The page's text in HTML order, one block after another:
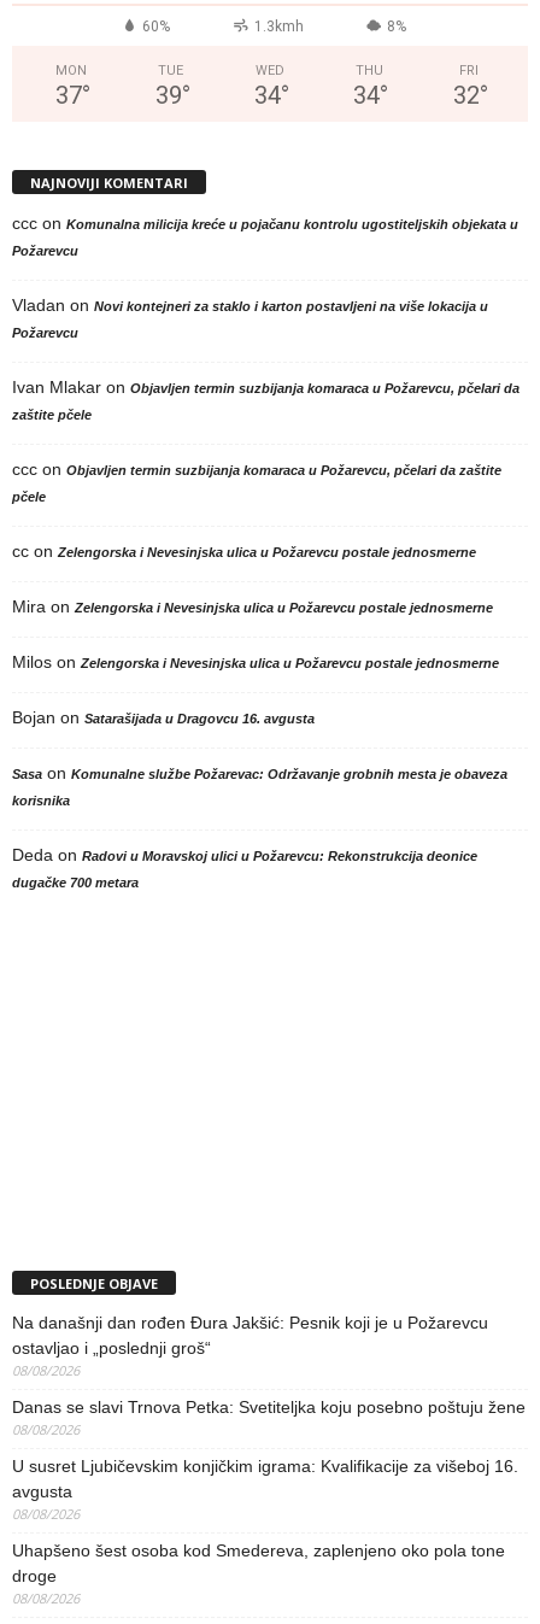
60% 1.3kmh 8%
MON
37°
TUE
39°
WED
34°
THU
34°
FRI
32°
NAJNOVIJI KOMENTARI
ccc on Komunalna milicija kreće u pojačanu kontrolu ugostiteljskih objekata u
Požarevcu
Vladan on Novi kontejneri za staklo i karton postavljeni na više lokacija u
Požarevcu
Ivan Mlakar on Objavljen termin suzbijanja komaraca u Požarevcu, pčelari da
zaštite pčele
ccc on Objavljen termin suzbijanja komaraca u Požarevcu, pčelari da zaštite
pčele
cc on Zelengorska i Nevesinjska ulica u Požarevcu postale jednosmerne
Mira on Zelengorska i Nevesinjska ulica u Požarevcu postale jednosmerne
Milos on Zelengorska i Nevesinjska ulica u Požarevcu postale jednosmerne
Bojan on Satarašijada u Dragovcu 16. avgusta
Sasa on Komunalne službe Požarevac: Održavanje grobnih mesta je obaveza
korisnika
Deda on Radovi u Moravskoj ulici u Požarevcu: Rekonstrukcija deonice
dugačke 700 metara
POSLEDNJE OBJAVE
Na današnji dan rođen Đura Jakšić: Pesnik koji je u Požarevcu
ostavljao i „poslednji groš“
08/08/2026
Danas se slavi Trnova Petka: Svetiteljka koju posebno poštuju žene
08/08/2026
U susret Ljubičevskim konjičkim igrama: Kvalifikacije za višeboj 16.
avgusta
08/08/2026
Uhapšeno šest osoba kod Smedereva, zaplenjeno oko pola tone
droge
08/08/2026